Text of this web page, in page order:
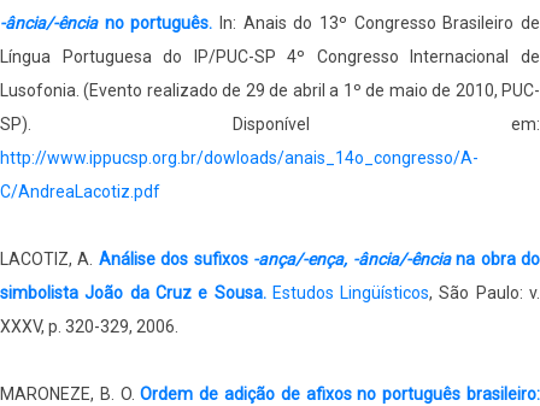
-ância/-ênciano português. In: Anais do 13º Congresso Brasileiro de
Língua Portuguesa do IP/PUC-SP 4º Congresso Internacional de
Lusofonia. (Evento realizado de 29 de abril a 1º de maio de 2010, PUC-
SP). Disponível em:
http://www.ippucsp.org.br/dowloads/anais_14o_congresso/A-
C/AndreaLacotiz.pdf
LACOTIZ, A. Análise dos sufixos -ança/-ença, -ância/-ênciana obra do
simbolista João da Cruz e Sousa. Estudos Lingüísticos, São Paulo: v.
XXXV, p. 320-329, 2006.
MARONEZE, B. O.Ordem de adição de afixos no português brasileiro: